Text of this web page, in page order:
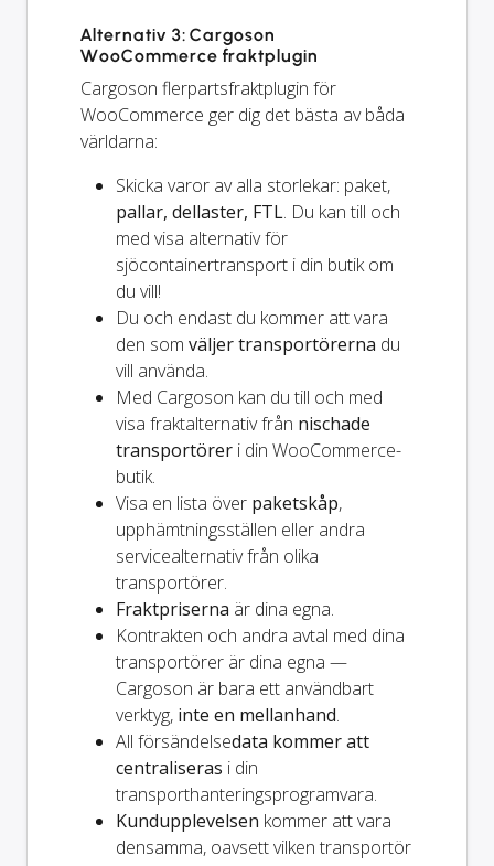
Alternativ 3: Cargoson
WooCommerce fraktplugin
Cargoson flerpartsfraktplugin för
WooCommerce ger dig det bästa av båda
världarna:
Skicka varor av alla storlekar: paket,
pallar, dellaster, FTL. Du kan till och
med visa alternativ för
sjöcontainertransport i din butik om
du vill!
Du och endast du kommer att vara
den som väljer transportörerna du
vill använda.
Med Cargoson kan du till och med
visa fraktalternativ från nischade
transportörer i din WooCommerce-
butik.
Visa en lista över paketskåp,
upphämtningsställen eller andra
servicealternativ från olika
transportörer.
Fraktpriserna är dina egna.
Kontrakten och andra avtal med dina
transportörer är dina egna —
Cargoson är bara ett användbart
verktyg, inte en mellanhand.
All försändelsedata kommer att
centraliseras i din
transporthanteringsprogramvara.
Kundupplevelsen kommer att vara
densamma, oavsett vilken transportör